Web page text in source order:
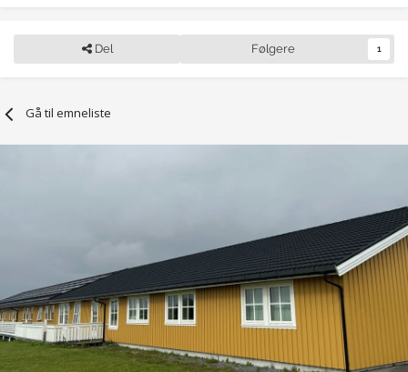
Del Følgere 1
Gå til emneliste